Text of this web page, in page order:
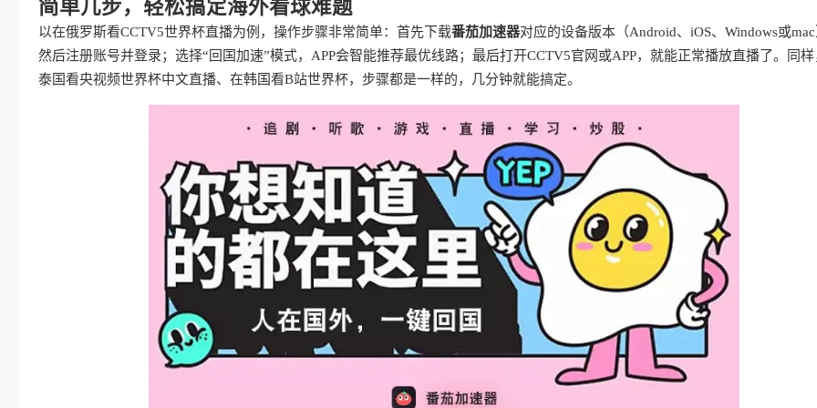
简单几步，轻松搞定海外看球难题
以在俄罗斯看CCTV5世界杯直播为例，操作步骤非常简单：首先下载番茄加速器对应的设备版本（Android、iOS、Windows或mac
然后注册账号并登录；选择“回国加速”模式，APP会智能推荐最优线路；最后打开CCTV5官网或APP，就能正常播放直播了。同样
泰国看央视频世界杯中文直播、在韩国看B站世界杯，步骤都是一样的，几分钟就能搞定。